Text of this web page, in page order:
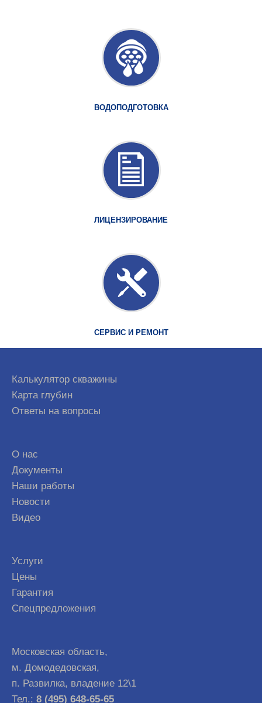
ВОДОПОДГОТОВКА
ЛИЦЕНЗИРОВАНИЕ
СЕРВИС И РЕМОНТ
Калькулятор скважины
Карта глубин
Ответы на вопросы
О нас
Документы
Наши работы
Новости
Видео
Услуги
Цены
Гарантия
Спецпредложения
Московская область,
м. Домодедовская,
п. Развилка, владение 12\1
Тел.: 8 (495) 648-65-65